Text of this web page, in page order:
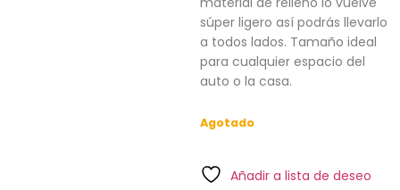
súper ligero así podrás llevarlo
a todos lados. Tamaño ideal
para cualquier espacio del
auto o la casa.
Agotado
Añadir a lista de deseo